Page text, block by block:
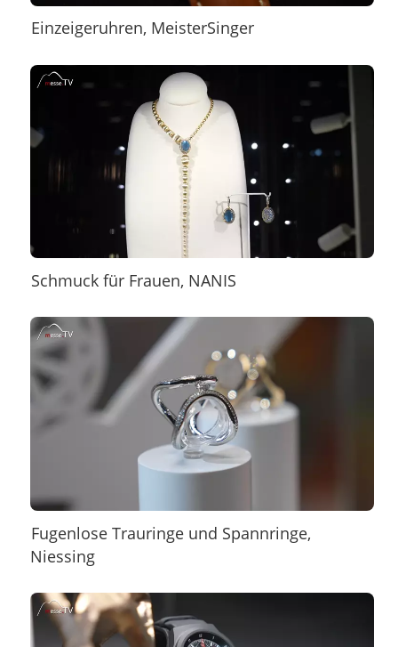
Einzeigeruhren, MeisterSinger
Schmuck für Frauen, NANIS
Fugenlose Trauringe und Spannringe,
Niessing